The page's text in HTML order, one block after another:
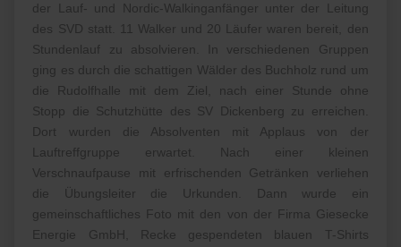
der Lauf- und Nordic-Walkinganfänger unter der Leitung
des SVD statt. 11 Walker und 20 Läufer waren bereit, den
Stundenlauf zu absolvieren. In verschiedenen Gruppen
ging es durch die schattigen Wälder des Buchholz rund um
die Rudolfhalle mit dem Ziel, nach einer Stunde ohne
Stopp die Schutzhütte des SV Dickenberg zu erreichen.
Dort wurden die Absolventen mit Applaus von der
Lauftreffgruppe erwartet. Nach einer kleinen
Verschnaufpause mit erfrischenden Getränken verliehen
die Übungsleiter die Urkunden. Dann wurde ein
gemeinschaftliches Foto mit den von der Firma Giesecke
Energie GmbH, Recke gespendeten blauen T-Shirts